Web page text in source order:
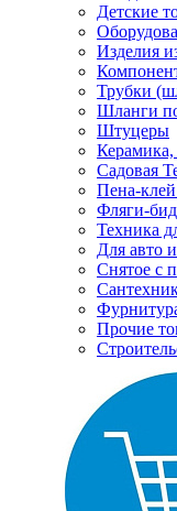
Детские
Изделия
Трубки
Шланги
Штуцеры
Керамика,
Садовая
Пена-
Фляги-
Техника
Для авто
Снятое с
Прочие